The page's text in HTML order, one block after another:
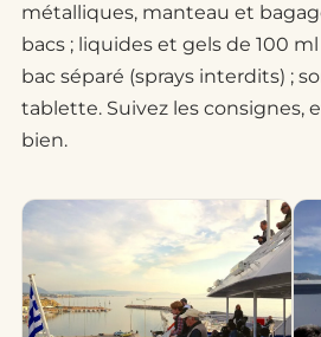
métalliques, manteau et
bacs ; liquides et gels de 100
bac séparé (sprays interdits) ;
tablette. Suivez les consignes,
bien.